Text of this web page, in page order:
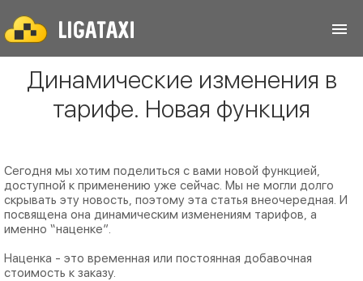
Динамические изменения в
тарифе. Новая функция
Сегодня мы хотим поделиться с вами новой функцией,
доступной к применению уже сейчас. Мы не могли долго
скрывать эту новость, поэтому эта статья внеочередная. И
посвящена она динамическим изменениям тарифов, а
именно “наценке”.
Наценка - это временная или постоянная добавочная
стоимость к заказу.